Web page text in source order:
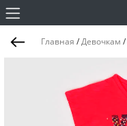
Главная /Девочкам /